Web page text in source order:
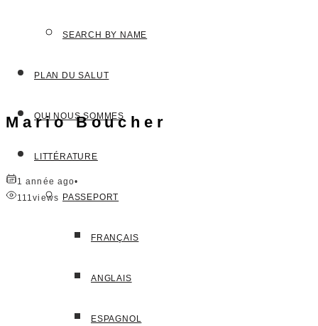
SEARCH BY NAME
PLAN DU SALUT
QUI NOUS SOMMES
LITTÉRATURE
PASSEPORT
FRANÇAIS
ANGLAIS
ESPAGNOL
Mario Boucher
1 année ago•
111views